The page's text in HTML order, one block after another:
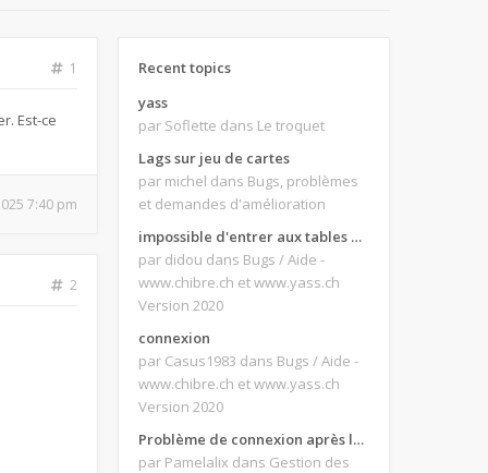
1
Est-ce
7:40 pm
2
Recent topics
yass
par Soflette dans Le troquet
Lags sur jeu de cartes
par michel dans Bugs, problèmes
et demandes d'amélioration
impossible d'entrer aux tables de jeux
par didou dans Bugs / Aide -
www.chibre.ch et www.yass.ch
Version 2020
connexion
par Casus1983 dans Bugs / Aide -
www.chibre.ch et www.yass.ch
Version 2020
Problème de connexion après le changement d'adresse e-mail.
par Pamelalix dans Gestion des